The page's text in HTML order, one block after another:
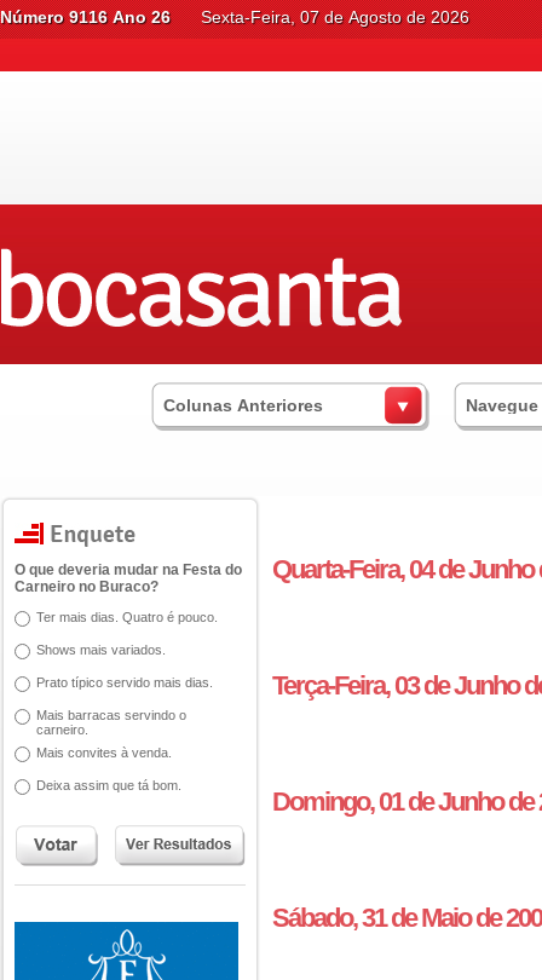
Número 9116 Ano 26 Sexta-Feira, 07 de Agosto de 2026
Colunas Anteriores
O que deveria mudar na Festa do
Carneiro no Buraco?
Ter mais dias. Quatro é pouco.
Shows mais variados.
Prato típico servido mais dias.
Mais barracas servindo o
carneiro.
Mais convites à venda.
Deixa assim que tá bom.
Quarta-Feira, 04 de
Terça-Feira, 03 de Junho
Domingo, 01 de Junho de
Sábado, 31 de Maio de